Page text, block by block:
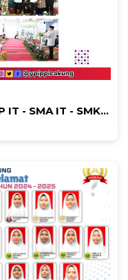
- SMA IT - SMK...